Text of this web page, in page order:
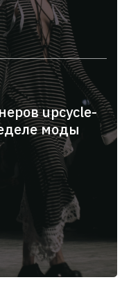
upcycle-
моды